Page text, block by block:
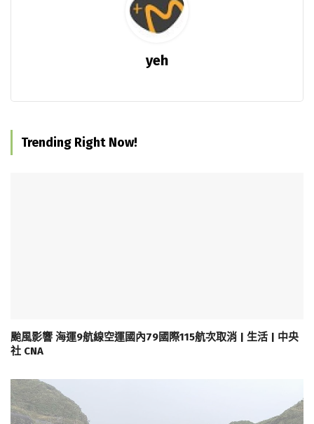
yeh
Trending Right Now!
颱風影響 海運9航線空運國內79國際115航次取消 | 生活 | 中央
社 CNA